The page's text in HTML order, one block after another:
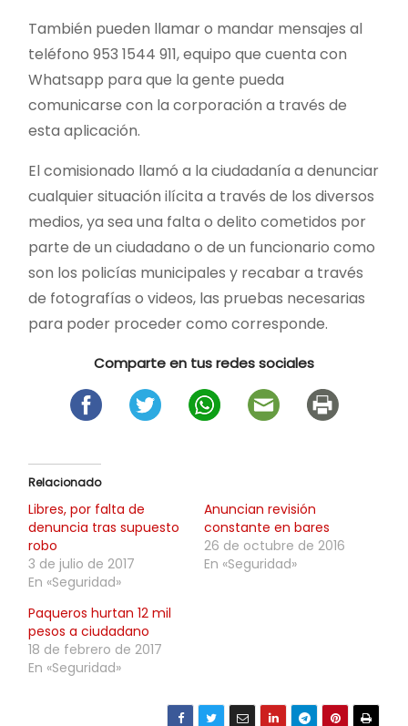
También pueden llamar o mandar mensajes al
teléfono 953 1544 911, equipo que cuenta con
Whatsapp para que la gente pueda
comunicarse con la corporación a través de
esta aplicación.
El comisionado llamó a la ciudadanía a denunciar
cualquier situación ilícita a través de los diversos
medios, ya sea una falta o delito cometidos por
parte de un ciudadano o de un funcionario como
son los policías municipales y recabar a través
de fotografías o videos, las pruebas necesarias
para poder proceder como corresponde.
Comparte en tus redes sociales
Relacionado
Libres, por falta de
denuncia tras supuesto
robo
3 de julio de 2017
En «Seguridad»
Anuncian revisión
constante en bares
26 de octubre de 2016
En «Seguridad»
Paqueros hurtan 12 mil
pesos a ciudadano
18 de febrero de 2017
En «Seguridad»